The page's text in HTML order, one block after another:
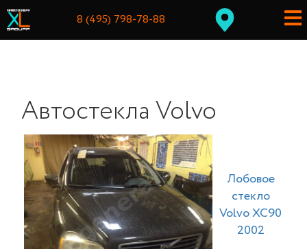
8 (495) 798-78-88
Автостекла Volvo
Лобовое
стекло
Volvo XC90
2002